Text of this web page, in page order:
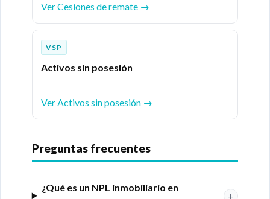
Ver Cesiones de remate →
VSP
Activos sin posesión
Ver Activos sin posesión →
Preguntas frecuentes
¿Qué es un NPL inmobiliario en
+